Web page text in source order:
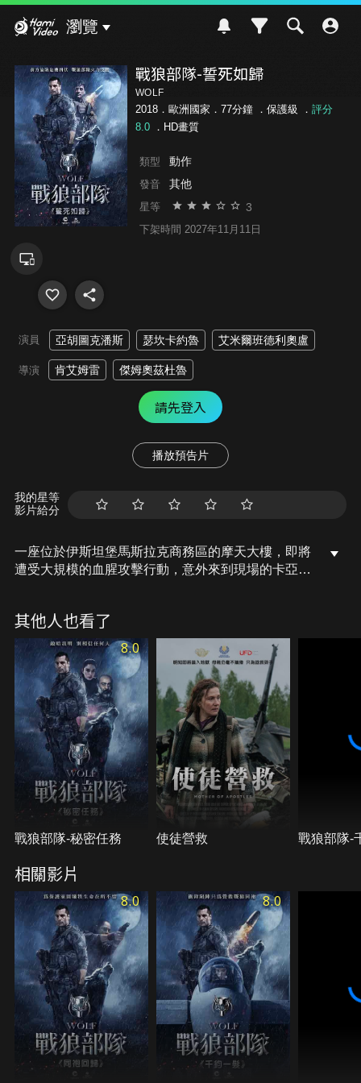
瀏覽
戰狼部隊-誓死如歸
WOLF
2018．歐洲國家．77分鐘 ． 保護級 ． 評分
8.0．HD畫質
類型 動作
發音 其他
星等 3
下架時間 2027年11月11日
演員 亞胡圖克潘斯 瑟坎卡約魯 艾米爾班德利奧盧
導演 肯艾姆雷 傑姆奧茲杜魯
請先登入
播放預告片
我的星等
影片給分
一座位於伊斯坦堡馬斯拉克商務區的摩天大樓，即將
遭受大規模的血腥攻擊行動，意外來到現場的卡亞，
護平民免於災禍的動力來自於為妹妹復仇的堅持，同
一時間，其他行動也在這個國家悄然展開，2016年
中，土耳其共和國將面臨最龐大的威脅，國家的未來
將何去何從？
其他人也看了
8.0
戰狼部隊-秘密任務 使徒營救 戰狼部隊-
相關影片
8.0 8.0